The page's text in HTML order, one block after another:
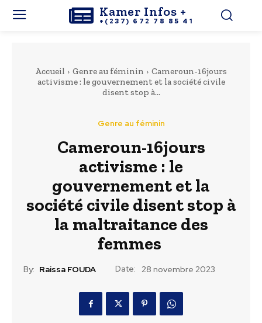
Kamer Infos +
+(237) 672 78 85 41
Accueil Genre au féminin
Cameroun-16jours
activisme : le gouvernement et la société civile
disent stop à...
Genre au féminin
Cameroun-16jours
activisme : le
gouvernement et la
société civile disent stop à
la maltraitance des
femmes
By: Raissa FOUDA Date: 28 novembre 2023